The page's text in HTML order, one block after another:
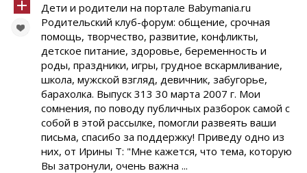
Дети и родители на портале Babymania.ru
Родительский клуб-форум: общение, срочная
помощь, творчество, развитие, конфликты,
детское питание, здоровье, беременность и
роды, праздники, игры, грудное вскармливание,
школа, мужской взгляд, девичник, забугорье,
барахолка. Выпуск 313 30 марта 2007 г. Мои
сомнения, по поводу публичных разборок самой с
собой в этой рассылке, помогли развеять ваши
письма, спасибо за поддержку! Приведу одно из
них, от Ирины Т: "Мне кажется, что тема, которую
Вы затронули, очень важна ...